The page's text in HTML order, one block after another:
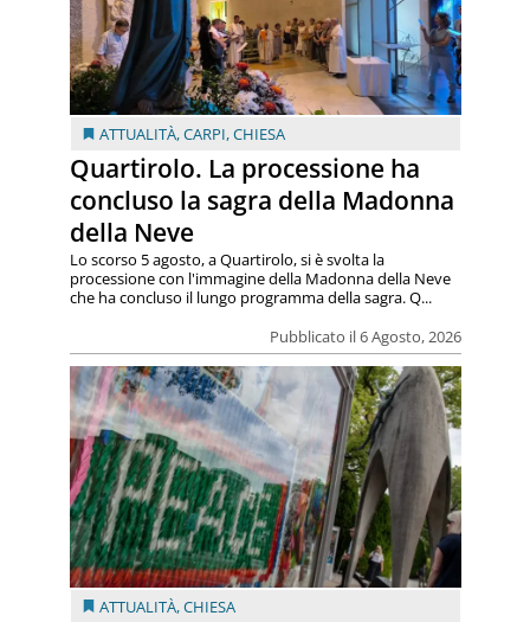
ATTUALITÀ,CARPI,CHIESA
Quartirolo. La processione ha
concluso la sagra della Madonna
della Neve
Pubblicato il 6 Agosto, 2026
Lo scorso 5 agosto, a Quartirolo, si è svolta la
processione con l'immagine della Madonna della Neve
che ha concluso il lungo programma della sagra. Q...
ATTUALITÀ,CHIESA